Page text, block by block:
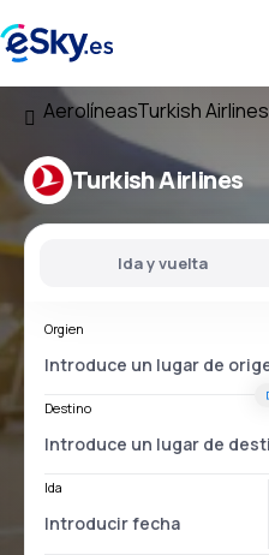
AerolíneasTurkish Airlines
Turkish Airlines
Ida y vuelta
Orgien
Destino
Ida